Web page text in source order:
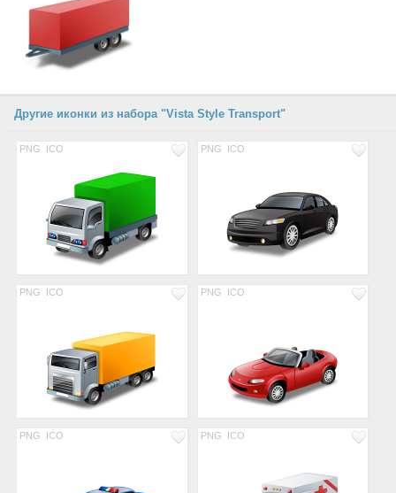
Другие иконки из набора "Vista Style Transport"
PNG ICO PNG ICO
PNG ICO PNG ICO
PNG ICO PNG ICO